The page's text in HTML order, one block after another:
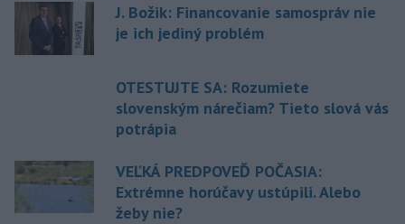
J. Božik: Financovanie samospráv nie
je ich jediný problém
OTESTUJTE SA: Rozumiete
slovenským nárečiam? Tieto slová vás
potrápia
VEĽKÁ PREDPOVEĎ POČASIA:
Extrémne horúčavy ustúpili. Alebo
žeby nie?